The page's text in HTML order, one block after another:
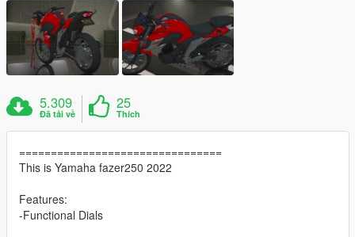
5.309
Đã tải về
25
Thích
================================
This is Yamaha fazer250 2022
Features:
-Functional Dials